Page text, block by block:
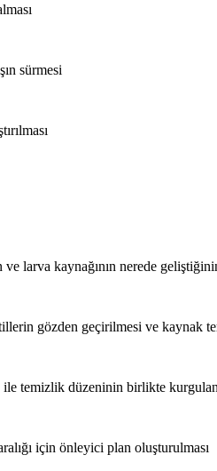
sürmesi
larva kaynağının nerede
gözden geçirilmesi ve kaynak
temizlik düzeninin birlikte
için önleyici plan oluşturulması